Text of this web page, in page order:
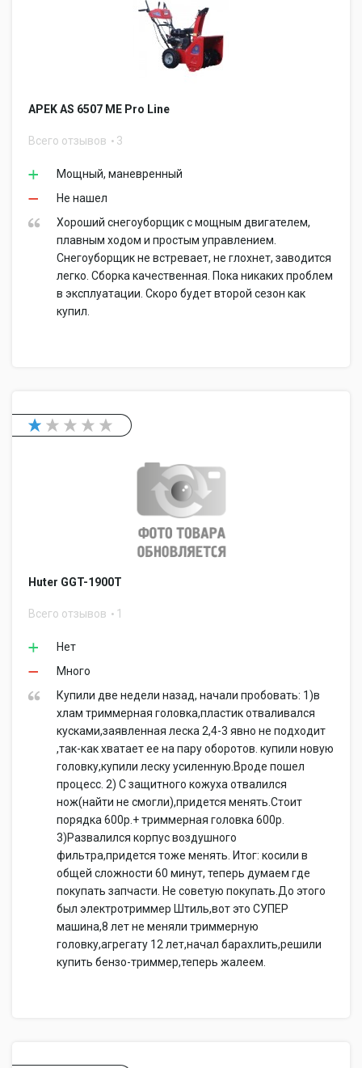
APEK AS 6507 ME Pro Line
Всего отзывов 3
Мощный, маневренный
Не нашел
Хороший снегоуборщик с мощным двигателем,
плавным ходом и простым управлением.
Снегоуборщик не встревает, не глохнет, заводится
легко. Сборка качественная. Пока никаких проблем
в эксплуатации. Скоро будет второй сезон как
купил.
Huter GGT-1900T
Всего отзывов 1
Нет
Много
Купили две недели назад, начали пробовать: 1)в
хлам триммерная головка,пластик отваливался
кусками,заявленная леска 2,4-3 явно не подходит
,так-как хватает ее на пару оборотов. купили новую
головку,купили леску усиленную.Вроде пошел
процесс. 2) С защитного кожуха отвалился
нож(найти не смогли),придется менять.Стоит
порядка 600р.+ триммерная головка 600р.
3)Развалился корпус воздушного
фильтра,придется тоже менять. Итог: косили в
общей сложности 60 минут, теперь думаем где
покупать запчасти. Не советую покупать.До этого
был электротриммер Штиль,вот это СУПЕР
машина,8 лет не меняли триммерную
головку,агрегату 12 лет,начал барахлить,решили
купить бензо-триммер,теперь жалеем.